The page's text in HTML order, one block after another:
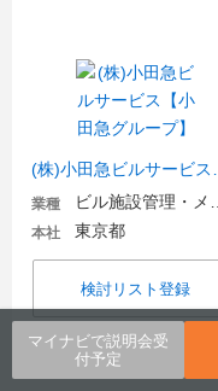
マイナビで説明会受
付予定
業種
本社 東京都
検討リスト登録